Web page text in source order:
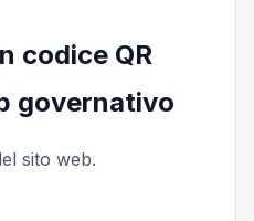
codice QR
governativo
sito web.